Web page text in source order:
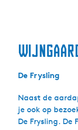
De Frysling
Naast de
je ook op
De Frysling. De